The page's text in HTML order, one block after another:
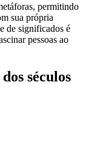
permitindo
sua própria
de significados é
pessoas ao
séculos